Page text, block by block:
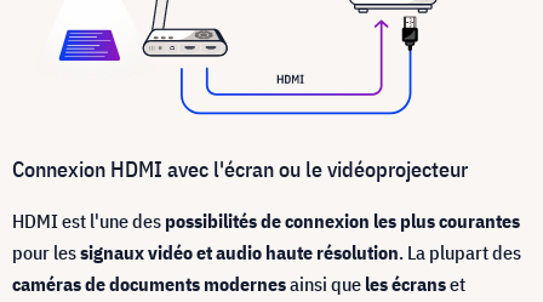
Connexion HDMI avec l'écran ou le vidéoprojecteur
HDMI est l'une des possibilités de connexion les plus courantes
pour lessignaux vidéo et audio haute résolution. La plupart des
caméras de documents modernesainsi que les écranset